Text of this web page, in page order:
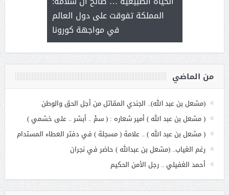
بنت
المملكة تفوقت على دول العالم
في مواجهة كورونا
من الماضي
(مشعل بن عبد الله).. الجندي المقاتل من أجل الحق والوطن
( مشعل بن عبد الله ) أمير شعاره : ( سمْ .. أبشر .. على خشمي )
( مشعل بن عبد الله ) .. علامة ( مسجلة ) في دفتر العطاء المستدام
رغم الغياب.. (مشعل بن عبدالله ) حاضر في نجران
أحمد الغفيلي .. رجل الأمن الحكيم